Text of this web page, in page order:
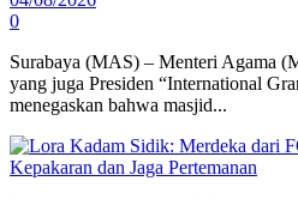
0
Surabaya (MAS) – Menteri Agama
yang juga Presiden “International
menegaskan bahwa masjid...